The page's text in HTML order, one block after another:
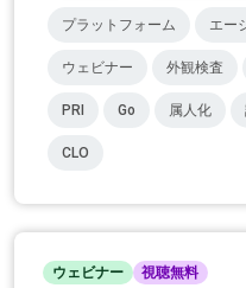
プラットフォーム エー
ウェビナー 外観検査
PRI Go 属人化
CLO
ウェビナー 視聴無料